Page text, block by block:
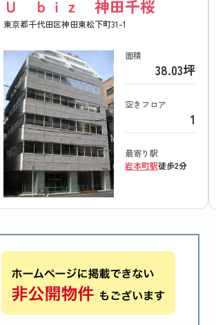
Ｕ ｂｉｚ 神田千桜
東京都千代田区神田東松下町31-1
面積
38.03坪
空きフロア
1
最寄り駅
岩本町駅徒歩2分